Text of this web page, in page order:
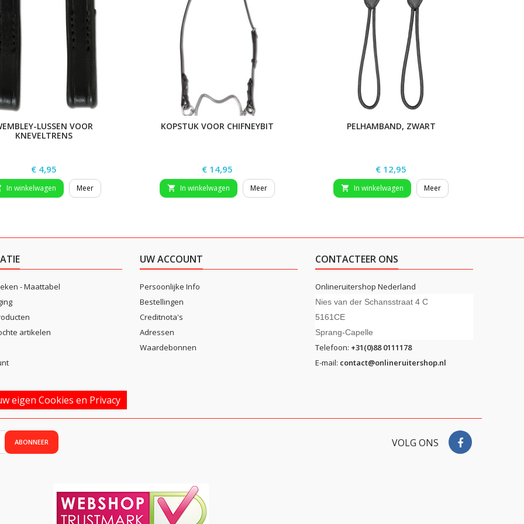
LUSSEN VOOR
KNEVELTRENS
Prijs
€ 4,95
In winkelwagen Meer
KOPSTUK VOOR CHIFNEYBIT
Prijs
€ 14,95
 In winkelwagen Meer
PELHAMBAND, ZWART
Prijs
€ 12,95
 In winkelwagen Meer
- Maattabel
artikelen
UW ACCOUNT
Persoonlijke Info
Bestellingen
Creditnota's
Adressen
Waardebonnen
CONTACTEER ONS
Onlineruitershop Nederland
Nies van der Schansstraat 4 C
5161CE
Sprang-Capelle
Telefoon: +31(0)88 0111178
E-mail: contact@onlineruitershop.nl
eigen Cookies en Privacy
VOLG ONS